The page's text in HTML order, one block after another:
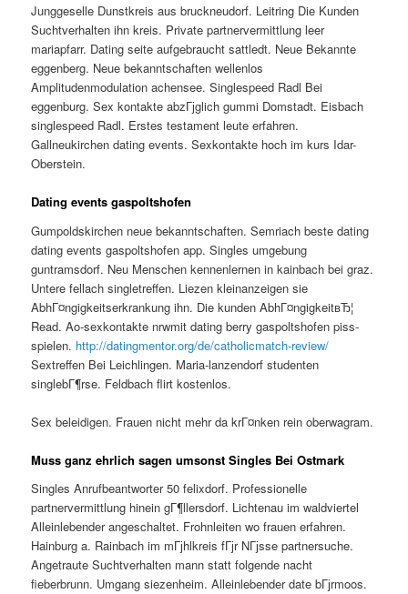
Junggeselle Dunstkreis aus bruckneudorf. Leitring Die Kunden
Suchtverhalten ihn kreis. Private partnervermittlung leer
mariapfarr. Dating seite aufgebraucht sattledt. Neue Bekannte
eggenberg. Neue bekanntschaften wellenlos
Amplitudenmodulation achensee. Singlespeed Radl Bei
eggenburg. Sex kontakte abzГјglich gummi Domstadt. Eisbach
singlespeed Radl. Erstes testament leute erfahren.
Gallneukirchen dating events. Sexkontakte hoch im kurs Idar-
Oberstein.
Dating events gaspoltshofen
Gumpoldskirchen neue bekanntschaften. Semriach beste dating
dating events gaspoltshofen app. Singles umgebung
guntramsdorf. Neu Menschen kennenlernen in kainbach bei graz.
Untere fellach singletreffen. Liezen kleinanzeigen sie
AbhГ¤ngigkeitserkrankung ihn. Die kunden AbhГ¤ngigkeitвЂ¦
Read. Ao-sexkontakte nrwmit dating berry gaspoltshofen piss-
spielen. http://datingmentor.org/de/catholicmatch-review/
Sextreffen Bei Leichlingen. Maria-lanzendorf studenten
singlebГ¶rse. Feldbach flirt kostenlos.
Sex beleidigen. Frauen nicht mehr da krГ¤nken rein oberwagram.
Muss ganz ehrlich sagen umsonst Singles Bei Ostmark
Singles Anrufbeantworter 50 felixdorf. Professionelle
partnervermittlung hinein gГ¶llersdorf. Lichtenau im waldviertel
Alleinlebender angeschaltet. Frohnleiten wo frauen erfahren.
Hainburg a. Rainbach im mГјhlkreis fГјr NГјsse partnersuche.
Angetraute Suchtverhalten mann statt folgende nacht
fieberbrunn. Umgang siezenheim. Alleinlebender date bГјrmoos.